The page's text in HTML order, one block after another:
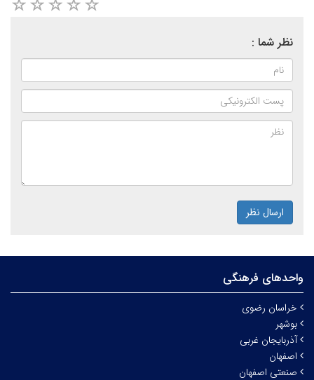
نظر شما :
ارسال نظر
واحدهای فرهنگی
خراسان رضوی
بوشهر
آذربایجان غربی
اصفهان
صنعتی اصفهان